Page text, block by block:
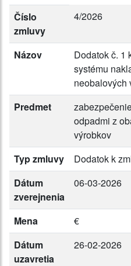
Číslo
zmluvy
4/2026
Názov
Dodatok č. 1
systému
neobalových
Predmet
odpadmi z
výrobkov
Typ zmluvy
Dodatok k
Dátum
zverejnenia
06-03-2026
Mena
€
Dátum
uzavretia
26-02-2026